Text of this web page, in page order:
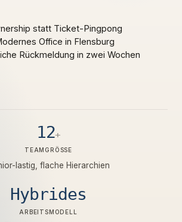
statt Ticket-Pingpong
Office in Flensburg
Rückmeldung in zwei Wochen
12+
TEAMGRÖSSE
lastig, flache Hierarchien
Hybrides
ARBEITSMODELL